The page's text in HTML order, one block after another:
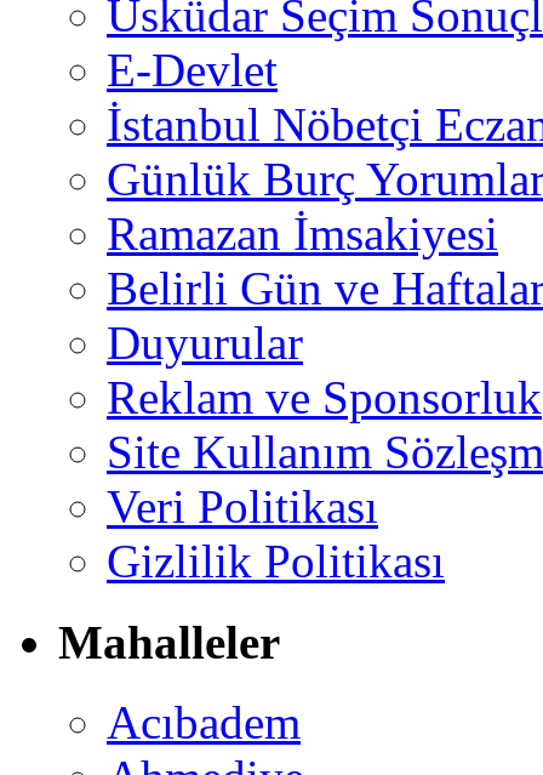
Üsküdar Seçim
E-Devlet
İstanbul Nöbetçi
Günlük Burç
Ramazan İmsakiyesi
Belirli Gün ve
Duyurular
Reklam ve Sponsorluk
Site Kullanım
Veri Politikası
Gizlilik Politikası
Mahalleler
Acıbadem